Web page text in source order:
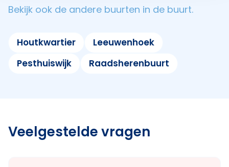
Bekijk ook de andere buurten in de buurt.
Houtkwartier
Leeuwenhoek
Pesthuiswijk
Raadsherenbuurt
Veelgestelde vragen